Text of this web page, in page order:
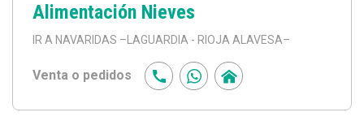
Alimentación Nieves
IR A NAVARIDAS –LAGUARDIA - RIOJA ALAVESA–
Venta o pedidos